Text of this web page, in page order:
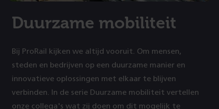
Duurzame mobiliteit
Bij ProRail kijken we altijd vooruit. Om mensen,
steden en bedrijven op een duurzame manier en
innovatieve oplossingen met elkaar te blijven
verbinden. In de serie Duurzame mobiliteit vertellen
onze collega's wat zij doen om dit mogelijk te